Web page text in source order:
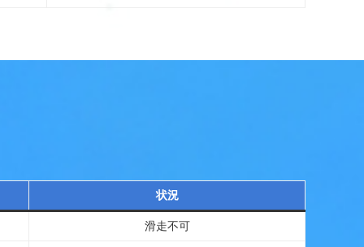
状況
滑走不可